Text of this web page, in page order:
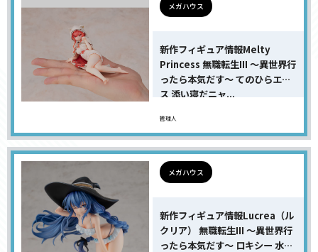
メガハウス
新作フィギュア情報Melty
Princess 無職転生III 〜異世界行
ったら本気だす〜 てのひらエリ
ス 添い寝だニャ...
管理人
メガハウス
新作フィギュア情報Lucrea（ル
クリア） 無職転生III 〜異世界行
ったら本気だす〜 ロキシー 水着